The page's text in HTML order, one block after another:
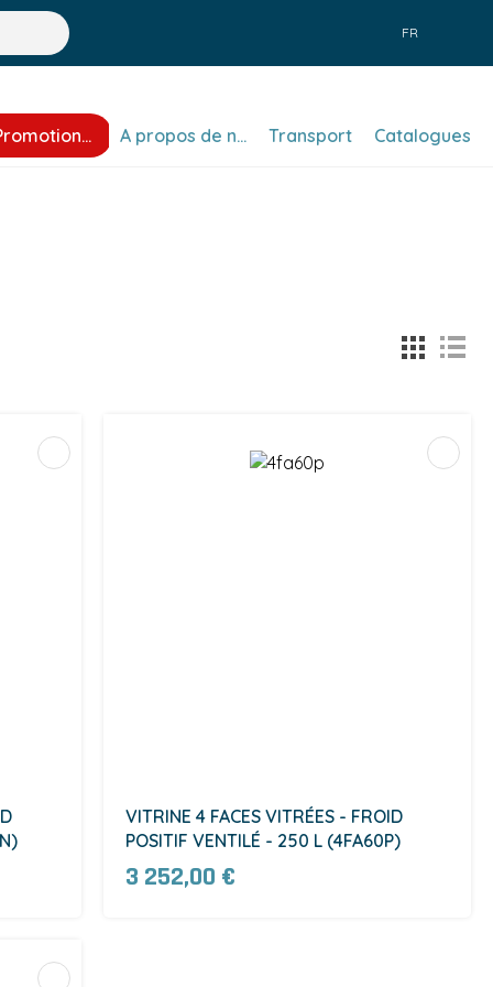
FR
Promotions A propos de nous Transport Catalogues
VITRINE 4 FACES VITRÉES - FROID
POSITIF VENTILÉ - 250 L (4FA60P)
3 252,00 €